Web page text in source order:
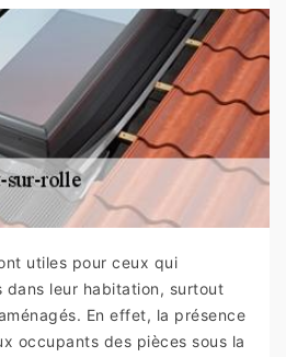
utiles pour ceux qui
dans leur habitation, surtout
En effet, la présence
occupants des pièces sous la